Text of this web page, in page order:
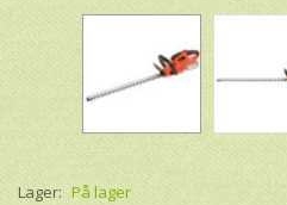
Lager: På lager